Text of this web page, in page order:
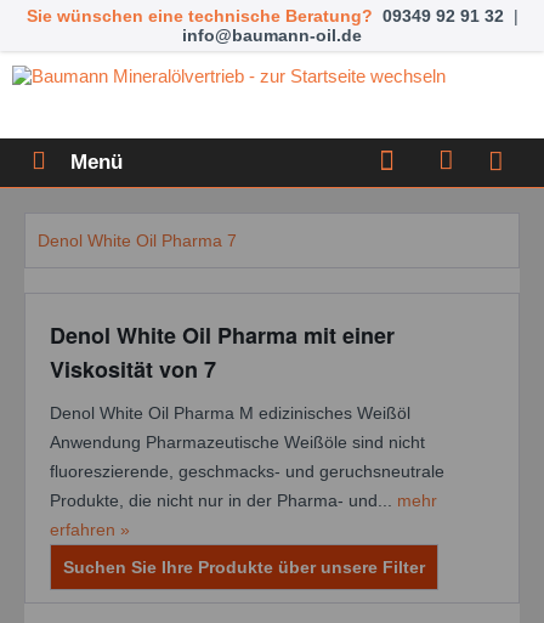
Sie wünschen eine technische Beratung? 09349 92 91 32 |
info@baumann-oil.de
Menü
Denol White Oil Pharma 7
Denol White Oil Pharma mit einer
Viskosität von 7
Denol White Oil Pharma M edizinisches Weißöl
Anwendung Pharmazeutische Weißöle sind nicht
fluoreszierende, geschmacks- und geruchsneutrale
Produkte, die nicht nur in der Pharma- und... mehr
erfahren »
Suchen Sie Ihre Produkte über unsere Filter